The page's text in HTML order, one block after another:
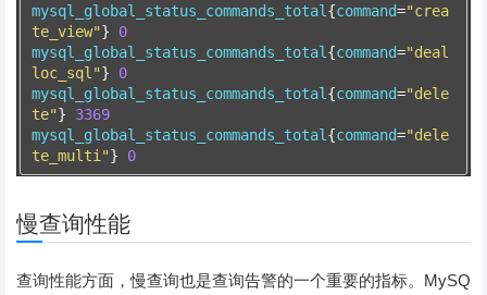
mysql_global_status_commands_total{command="crea
te_view"}
0
mysql_global_status_commands_total{command="deal
loc_sql"}
0
mysql_global_status_commands_total{command="dele
te"}
3369
mysql_global_status_commands_total{command="dele
te_multi"} 0
慢查询性能
查询性能方面，慢查询也是查询告警的一个重要的指标。MySQ